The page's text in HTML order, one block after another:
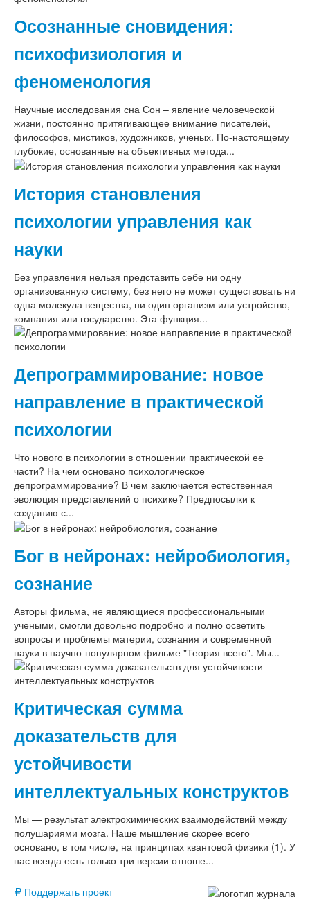
Осознанные сновидения:
психофизиология и
феноменология
Научные исследования сна Сон – явление человеческой
жизни, постоянно притягивающее внимание писателей,
философов, мистиков, художников, ученых. По-настоящему
глубокие, основанные на объективных метода...
История становления
психологии управления как
науки
Без управления нельзя представить себе ни одну
организованную систему, без него не может существовать ни
одна молекула вещества, ни один организм или устройство,
компания или государство. Эта функция...
Депрограммирование: новое
направление в практической
психологии
Что нового в психологии в отношении практической ее
части? На чем основано психологическое
депрограммирование? В чем заключается естественная
эволюция представлений о психике? Предпосылки к
созданию с...
Бог в нейронах: нейробиология,
сознание
Авторы фильма, не являющиеся профессиональными
учеными, смогли довольно подробно и полно осветить
вопросы и проблемы материи, сознания и современной
науки в научно-популярном фильме "Теория всего". Мы...
Критическая сумма
доказательств для
устойчивости
интеллектуальных конструктов
Мы — результат электрохимических взаимодействий между
полушариями мозга. Наше мышление скорее всего
основано, в том числе, на принципах квантовой физики (1). У
нас всегда есть только три версии отноше...
Поддержать проект